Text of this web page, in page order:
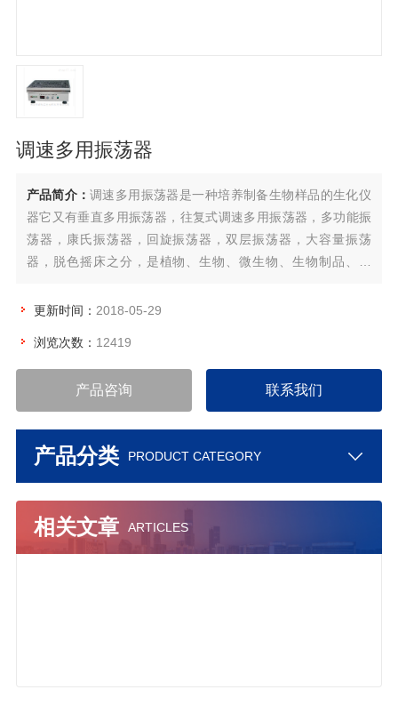
调速多用振荡器
产品简介： 调速多用振荡器是一种培养制备生物样品的生化仪
器它又有垂直多用振荡器，往复式调速多用振荡器，多功能振
荡器，康氏振荡器，回旋振荡器，双层振荡器，大容量振荡
器，脱色摇床之分，是植物、生物、微生物、生物制品、遗
验设备
更新时间： 2018-05-29
浏览次数： 12419
产品咨询 联系我们
产品分类 PRODUCT CATEGORY
相关文章 ARTICLES